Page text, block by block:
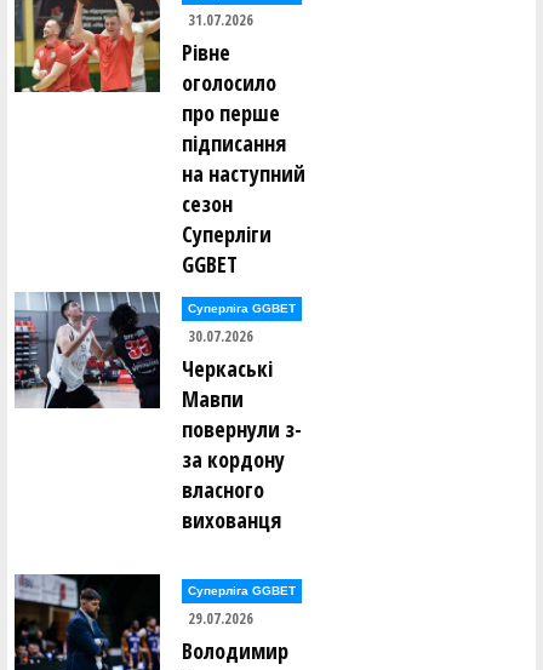
31.07.2026
Рівне
оголосило
про перше
підписання
на наступний
сезон
Суперліги
GGBET
Суперліга GGBET
30.07.2026
Черкаські
Мавпи
повернули з-
за кордону
власного
вихованця
Суперліга GGBET
29.07.2026
Володимир